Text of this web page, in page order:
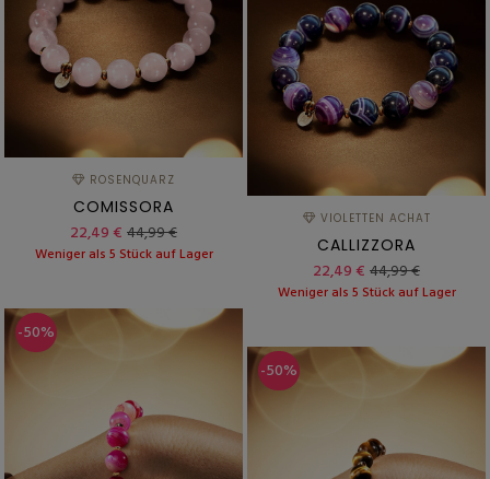
ROSENQUARZ
COMISSORA
22,49 € 44,99 €
Weniger als 5 Stück auf Lager
VIOLETTEN ACHAT
CALLIZZORA
22,49 € 44,99 €
Weniger als 5 Stück auf Lager
-50%
-50%